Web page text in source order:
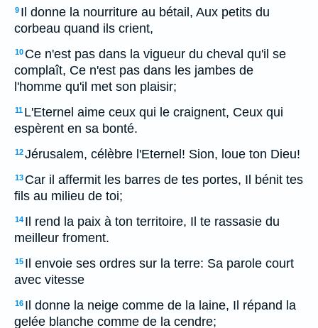
9 Il donne la nourriture au bétail, Aux petits du
corbeau quand ils crient,
10 Ce n'est pas dans la vigueur du cheval qu'il se
complaît, Ce n'est pas dans les jambes de
l'homme qu'il met son plaisir;
11 L'Eternel aime ceux qui le craignent, Ceux qui
espèrent en sa bonté.
12Jérusalem, célèbre l'Eternel! Sion, loue ton Dieu!
13 Car il affermit les barres de tes portes, Il bénit tes
fils au milieu de toi;
14 Il rend la paix à ton territoire, Il te rassasie du
meilleur froment.
15 Il envoie ses ordres sur la terre: Sa parole court
avec vitesse
16 Il donne la neige comme de la laine, Il répand la
gelée blanche comme de la cendre;